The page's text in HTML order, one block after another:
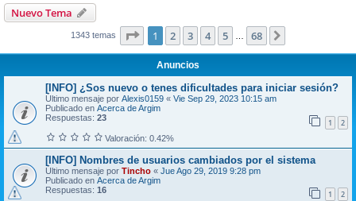
Nuevo Tema
1343 temas Página de 68
1 2 3 4 5 68
Anuncios
[INFO] ¿Sos nuevo o tenes dificultades para iniciar sesión?
Último mensaje por Alexis0159 « Vie Sep 29, 2023 10:15 am
Publicado en Acerca de Argim
Respuestas: 23 1 2
Valoración: 0.42%
[INFO] Nombres de usuarios cambiados por el sistema
Último mensaje por Tincho « Jue Ago 29, 2019 9:28 pm
Publicado en Acerca de Argim
Respuestas: 16 1 2